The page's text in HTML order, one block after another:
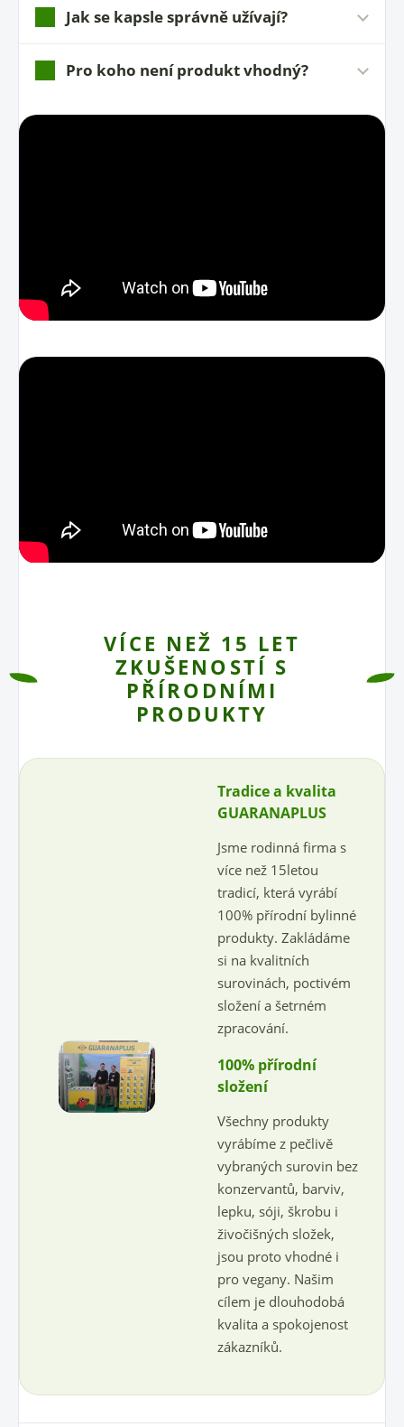
Jak se kapsle správně užívají?
Pro koho není produkt vhodný?
VÍCE NEŽ 15 LET
ZKUŠENOSTÍ S
PŘÍRODNÍMI
PRODUKTY
Tradice a kvalita
GUARANAPLUS
Jsme rodinná firma s
více než 15letou
tradicí, která vyrábí
100% přírodní bylinné
produkty. Zakládáme
si na kvalitních
surovinách, poctivém
složení a šetrném
zpracování.
100% přírodní
složení
Všechny produkty
vyrábíme z pečlivě
vybraných surovin bez
konzervantů, barviv,
lepku, sóji, škrobu i
živočišných složek,
jsou proto vhodné i
pro vegany. Našim
cílem je dlouhodobá
kvalita a spokojenost
zákazníků.